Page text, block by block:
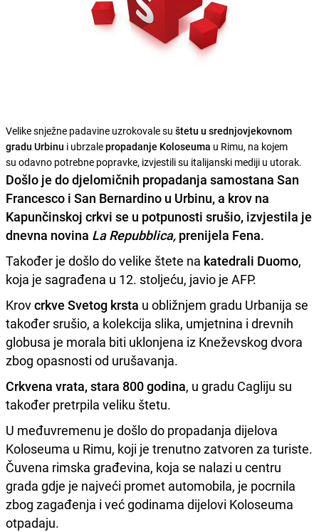
Velike snježne padavine uzrokovale su štetu u srednjovjekovnom
gradu Urbinu i ubrzalepropadanje Koloseuma u Rimu, na kojem
su odavno potrebne popravke, izvjestili su italijanski mediji u utorak.
Došlo je do djelomičnih propadanja samostana San
Francesco i San Bernardino u Urbinu, a krov na
Kapunčinskoj crkvi se u potpunosti srušio, izvjestila je
dnevna novina La Repubblica, prenijela Fena.
Također je došlo do velike štete na katedrali Duomo,
koja je sagrađena u 12. stoljeću, javio je AFP.
Krovcrkve Svetog krsta u obližnjem gradu Urbanija se
također srušio, a kolekcija slika, umjetnina i drevnih
globusa je morala biti uklonjena iz Kneževskog dvora
zbog opasnosti od urušavanja.
Crkvena vrata, stara 800 godina, u gradu Cagliju su
također pretrpila veliku štetu.
U međuvremenu je došlo do propadanja dijelova
Koloseuma u Rimu, koji je trenutno zatvoren za turiste.
Čuvena rimska građevina, koja se nalazi u centru
grada gdje je najveći promet automobila, je pocrnila
zbog zagađenja i već godinama dijelovi Koloseuma
otpadaju.